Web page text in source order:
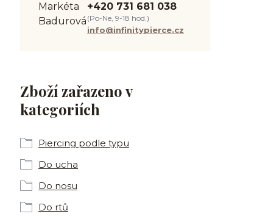
Zboží zařazeno v
kategoriích
Piercing podle typu
Do ucha
Do nosu
Do rtů
+420 731 681 038
(Po-Ne, 9-18 hod.)
info@infinitypierce.cz